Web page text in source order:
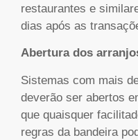
restaurantes e
dias após as
Abertura dos
Sistemas com mais
deverão ser abertos
que quaisquer
regras da bandeira